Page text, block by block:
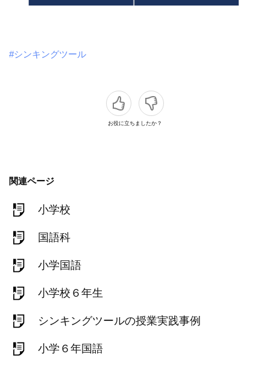
#シンキングツール
お役に立ちましたか？
関連ページ
小学校
国語科
小学国語
小学校６年生
シンキングツールの授業実践事例
小学６年国語